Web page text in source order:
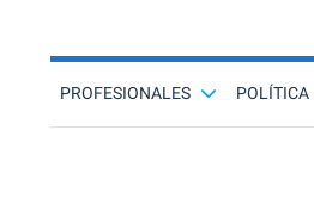
PROFESIONALES POLÍTICA